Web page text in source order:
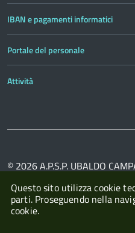
IBAN e pagamenti informatici
Portale del personale
Attività
© 2026A.P.S.P. UBALDO
Questo sito utilizza cookie
parti. Proseguendo nella
cookie.